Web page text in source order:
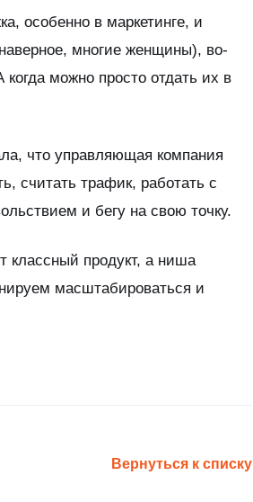
особенно в маркетинге, и
многие женщины), во-
можно просто отдать их в
что управляющая компания
считать трафик, работать с
и бегу на свою точку.
продукт, а ниша
масштабироваться и
Вернуться к списку